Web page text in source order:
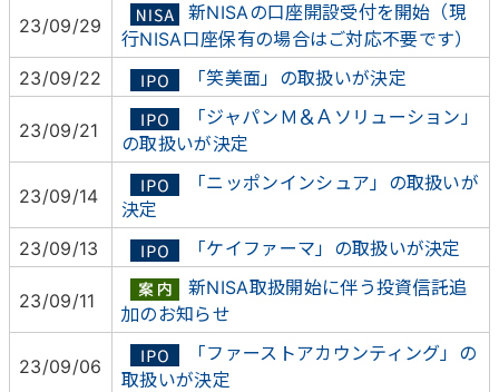
23/09/29
新NISAの口座開設受付を開始（現
行NISA口座保有の場合はご対応不要です）
23/09/22
「笑美面」の取扱いが決定
23/09/21
「ジャパンＭ＆Ａソリューション」
の取扱いが決定
23/09/14
「ニッポンインシュア」の取扱いが
決定
23/09/13
「ケイファーマ」の取扱いが決定
23/09/11
新NISA取扱開始に伴う投資信託追
加のお知らせ
23/09/06
「ファーストアカウンティング」の
取扱いが決定